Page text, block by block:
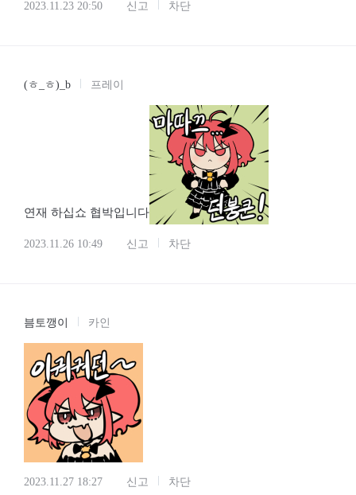
2023.11.23 20:50 신고 차단
(ㅎ_ㅎ)_b 프레이
연재 하십쇼 협박입니다
2023.11.26 10:49 신고 차단
븜토깽이 카인
2023.11.27 18:27 신고 차단